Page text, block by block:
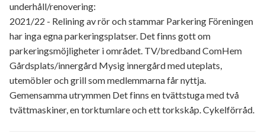
underhåll/renovering:
2021/22 - Relining av rör och stammar Parkering Föreningen
har inga egna parkeringsplatser. Det finns gott om
parkeringsmöjligheter i området. TV/bredband ComHem
Gårdsplats/innergård Mysig innergård med uteplats,
utemöbler och grill som medlemmarna får nyttja.
Gemensamma utrymmen Det finns en tvättstuga med två
tvättmaskiner, en torktumlare och ett torkskåp. Cykelförråd.